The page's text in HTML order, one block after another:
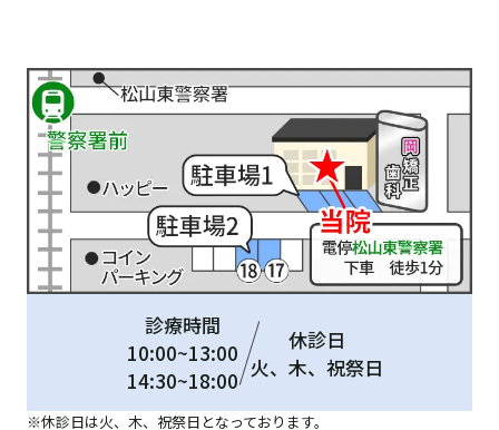
診療時間
10:00~13:00
14:30~18:00
休診日
火、木、祝祭日
休診日は火、木、祝祭日となっております。